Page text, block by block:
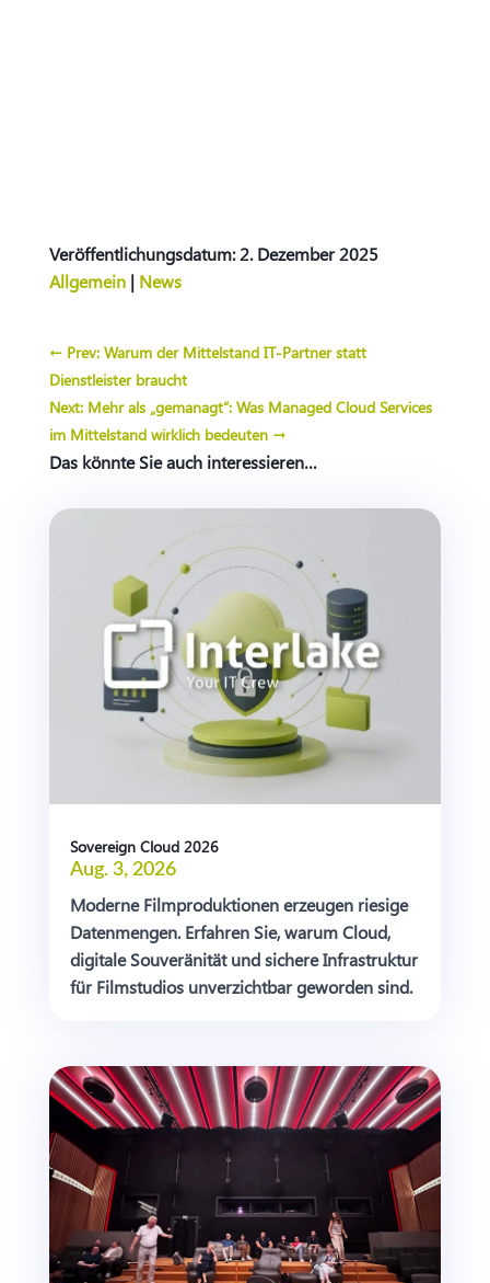
Veröffentlichungsdatum: 2. Dezember 2025
Allgemein| News
← Prev: Warum der Mittelstand IT-Partner statt
Dienstleister braucht
Next: Mehr als „gemanagt“: Was Managed Cloud Services
im Mittelstand wirklich bedeuten→
Das könnte Sie auch interessieren…
Sovereign Cloud 2026
Aug. 3, 2026
Moderne Filmproduktionen erzeugen riesige
Datenmengen. Erfahren Sie, warum Cloud,
digitale Souveränität und sichere Infrastruktur
für Filmstudios unverzichtbar geworden sind.